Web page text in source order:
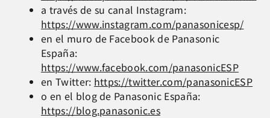
a través de su canal Instagram:
https://www.instagram.com/panasonicesp/
en el muro de Facebook de Panasonic
España:
https://www.facebook.com/panasonicESP
en Twitter: https://twitter.com/panasonicESP
o en el blog de Panasonic España:
https://blog.panasonic.es